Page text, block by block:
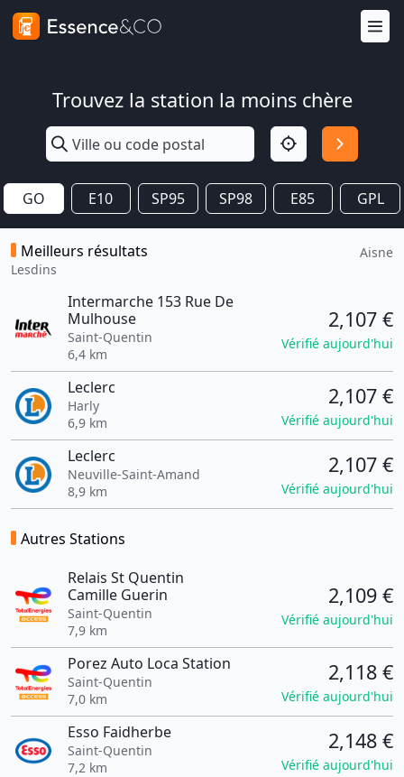
Trouvez la station la moins chère
GO E10 SP95 SP98 E85 GPL
Meilleurs résultats
Lesdins
Aisne
Intermarche 153 Rue De
Mulhouse
Saint-Quentin
6,4 km
2,107 €
Vérifié aujourd'hui
Leclerc
Harly
6,9 km
2,107 €
Vérifié aujourd'hui
Leclerc
Neuville-Saint-Amand
8,9 km
2,107 €
Vérifié aujourd'hui
Autres Stations
Relais St Quentin
Camille Guerin
Saint-Quentin
7,9 km
2,109 €
Vérifié aujourd'hui
Porez Auto Loca Station
Saint-Quentin
7,0 km
2,118 €
Vérifié aujourd'hui
Esso Faidherbe
Saint-Quentin
7,2 km
2,148 €
Vérifié aujourd'hui